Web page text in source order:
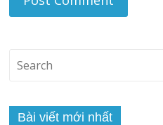
Bài viết mới nhất